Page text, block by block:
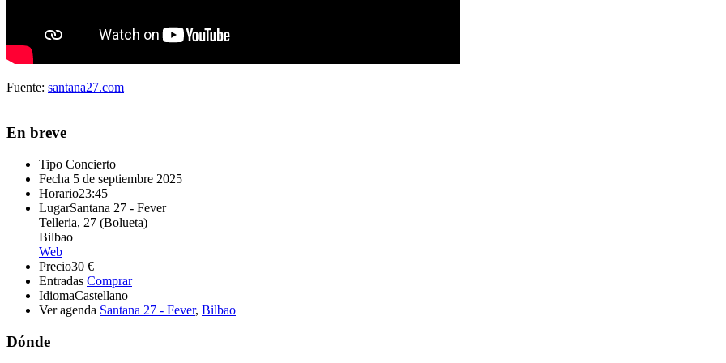
Fuente: santana27.com
En breve
Tipo Concierto
Fecha 5 de septiembre 2025
Horario23:45
LugarSantana 27 - Fever
Telleria, 27 (Bolueta)
Bilbao
Web
Precio30 €
Entradas Comprar
IdiomaCastellano
Ver agenda Santana 27 - Fever, Bilbao
Dónde